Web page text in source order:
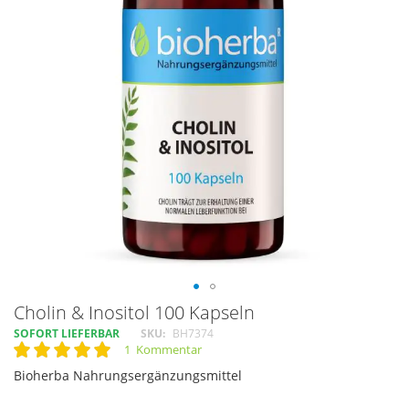
Cholin & Inositol 100 Kapseln
SOFORT LIEFERBAR SKU BH7374
Rating: 1 Kommentar
Bioherba Nahrungsergänzungsmittel
Skip
to
the
beginning
of